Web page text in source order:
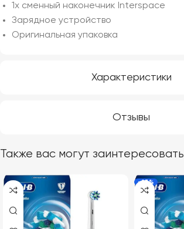
Характеристики
Отзывы
1x сменный наконечник Interspace
Зарядное устройство
Оригинальная упаковка
Также вас могут заинтересовать
-23%